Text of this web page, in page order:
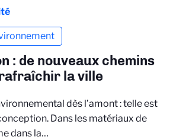
: de nouveaux chemins
la ville
dès l’amont : telle est
Dans les matériaux de
dans la…